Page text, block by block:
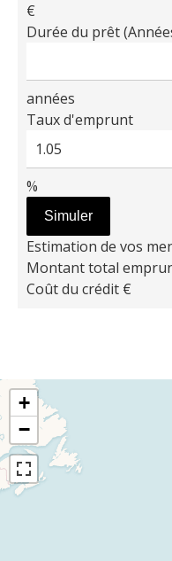
€
Durée du prêt
années
Taux d'emprunt
%
Simuler
Estimation de vos
Montant total
Coût du crédit €
+
−